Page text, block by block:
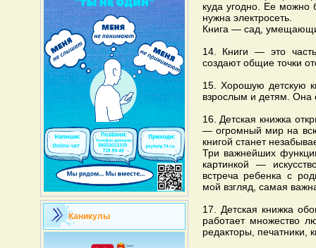
Каникулы
куда угодно. Ее можно
нужна электросеть.
Книга — сад,
14. Книги — это
создают общие точки
15. Хорошую детскую
взрослым и детям. Она
16. Детская книжка
— огромный мир на
книгой станет
Три важнейших
картинкой —
встреча ребенка с
мой взгляд, самая
17. Детская книжка
работает множество
редакторы, печатники,